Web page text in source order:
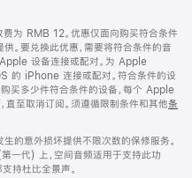
费为 RMB 12。优惠仅面向购买符合条件
要兑换此优惠，需要将符合条件的音
设备连接或配对。为 Apple
的 iPhone 连接或配对。符合条件的设
买多少件符合条件的设备，每个 Apple
直至取消订阅。须遵循限制条件和其他条
意外损坏提供不限次数的保修服务。
代) 上，空间音频适用于支持此功
持杜比全景声。